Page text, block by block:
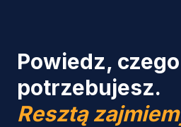
Powiedz, czego
potrzebujesz.
Resztą